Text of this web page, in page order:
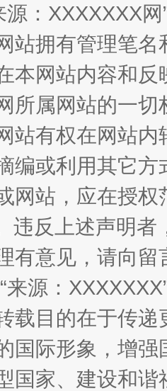
名
、白藏房 除
源：XXXXXXX
站拥有管理笔
本网站内容和
所属网站的一
站有权在网站
编或利用其它
网站，应在授
违反上述声明
有意见，请向
来源：
载目的在于传
国际形象，增
国家、建设和